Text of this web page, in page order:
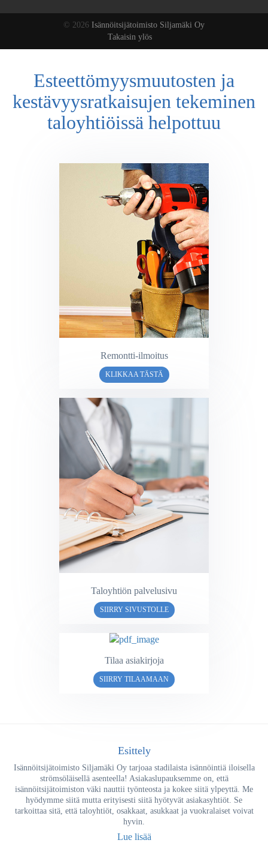
© 2026 Isännöitsijätoimisto Siljamäki Oy
Takaisin ylös
Esteettömyysmuutosten ja
kestävyysratkaisujen tekeminen
taloyhtiöissä helpottuu
Remontti-ilmoitus
KLIKKAA TÄSTÄ
Taloyhtiön palvelusivu
SIIRRY SIVUSTOLLE
Tilaa asiakirjoja
SIIRRY TILAAMAAN
Esittely
Isännöitsijätoimisto Siljamäki Oy tarjoaa stadilaista isännöintiä iloisella
strömsöläisellä asenteella! Asiakaslupauksemme on, että
isännöitsijätoimiston väki nauttii työnteosta ja kokee siitä ylpeyttä. Me
hyödymme siitä mutta erityisesti siitä hyötyvät asiakasyhtiöt. Se
tarkoittaa sitä, että taloyhtiöt, osakkaat, asukkaat ja vuokralaiset voivat
hyvin.
Lue lisää